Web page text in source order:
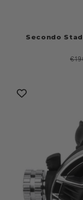
Secondo